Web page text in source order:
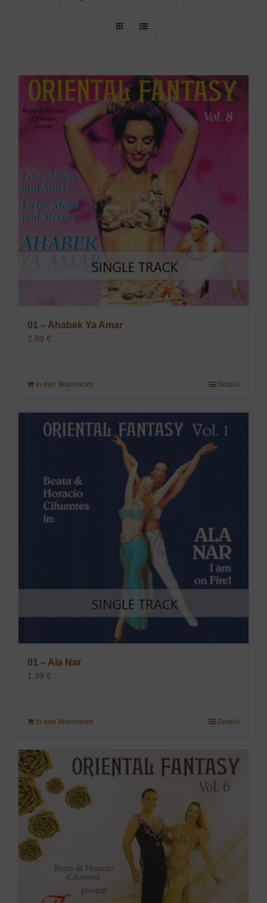
01 – Ahabek Ya Amar
2,99 €
In den Warenkorb Details
01 – Ala Nar
1,99 €
In den Warenkorb Details